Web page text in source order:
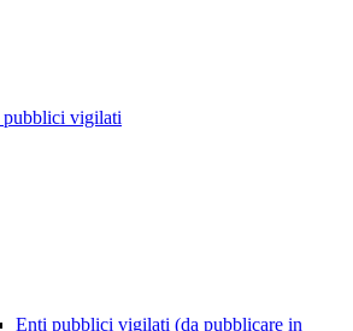
vigilati
Enti pubblici vigilati (da pubblicare in